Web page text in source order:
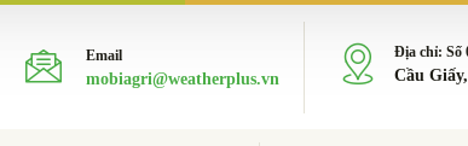
Email
mobiagri@weatherplus.vn
Địa chỉ: Số
Cầu